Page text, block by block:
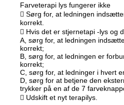
Farveterapi lys fungerer ikke
 Sørg for, at ledningen
korrekt.
 Hvis det er stjernetapi -lys og
A, sørg for, at ledningen
korrekt;
B, sørg for, at ledningen er
korrekt;
C, sørg for, at ledninger i hvert
D, sørg for at betjene den
trykker på en af de 7
 Udskift et nyt terapilys.